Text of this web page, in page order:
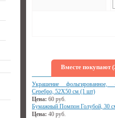
Вместе покупают
Украшение фольгированное,
Серебро, 52Х50 см (1 шт)
Цена: 60 руб.
Бумажный Помпон Голубой, 30
Цена: 40 руб.